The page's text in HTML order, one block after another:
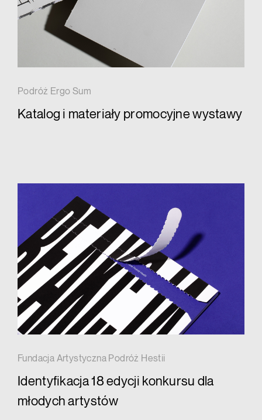
Podróż Ergo Sum
Katalog i materiały promocyjne wystawy
Fundacja Artystyczna Podróż Hestii
Identyfikacja 18 edycji konkursu dla
młodych artystów